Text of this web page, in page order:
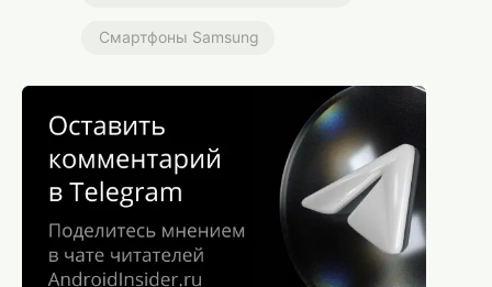
Смартфоны Samsung